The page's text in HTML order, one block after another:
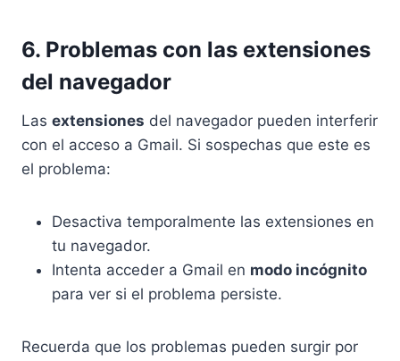
6. Problemas con las extensiones
del navegador
Las extensiones del navegador pueden interferir
con el acceso a Gmail. Si sospechas que este es
el problema:
Desactiva temporalmente las extensiones en
tu navegador.
Intenta acceder a Gmail en modo incógnito
para ver si el problema persiste.
Recuerda que los problemas pueden surgir por